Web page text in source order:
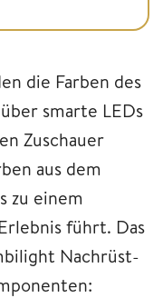
die Farben des
smarte LEDs
Zuschauer
aus dem
zu einem
führt. Das
Nachrüst-